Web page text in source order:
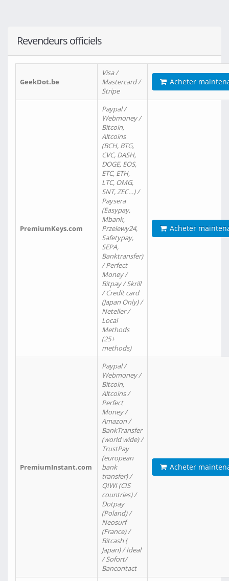
Revendeurs officiels
GeekDot.be
Visa /
Mastercard /
Stripe
Acheter
PremiumKeys.com
Paypal /
Webmoney /
Bitcoin,
Altcoins
(BCH, BTG,
CVC, DASH,
DOGE, EOS,
ETC, ETH,
LTC, OMG,
SNT, ZEC…) /
Paysera
(Easypay,
Mbank,
Przelewy24,
Safetypay,
SEPA,
Banktransfer)
/ Perfect
Money /
Bitpay / Skrill
/ Credit card
(Japan Only) /
Neteller /
Local
Methods
(25+
methods)
Acheter
PremiumInstant.com
Paypal /
Webmoney /
Bitcoin,
Altcoins /
Perfect
Money /
Amazon /
BankTransfer
(world wide) /
TrustPay
(european
bank
transfer) /
QIWI (CIS
countries) /
Dotpay
(Poland) /
Neosurf
(France) /
Bitcash (
Japan) / Ideal
/ Sofort/
Bancontact
Acheter